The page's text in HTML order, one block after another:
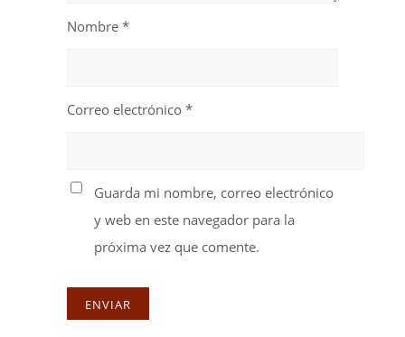
Nombre *
Correo electrónico *
Guarda mi nombre, correo electrónico
y web en este navegador para la
próxima vez que comente.